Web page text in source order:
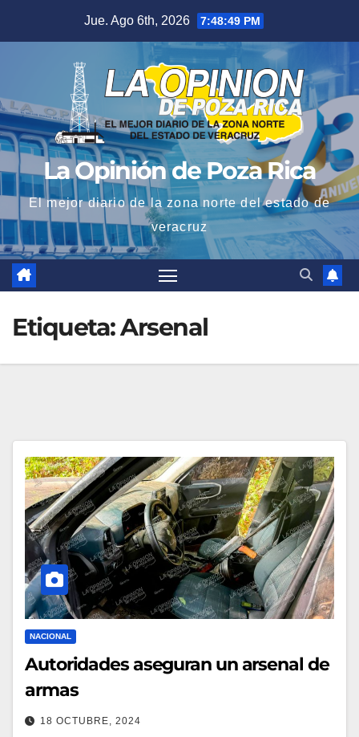
Jue. Ago 6th, 2026 7:48:50 PM
La Opinión de Poza Rica
El mejor diario de la zona norte del estado de
veracruz
Etiqueta:Arsenal
NACIONAL
Autoridades aseguran un arsenal de
armas
18 OCTUBRE, 2024